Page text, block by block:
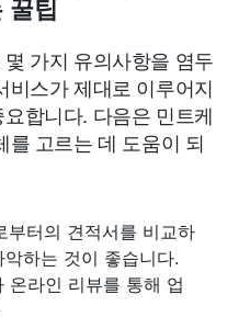
꿀팁
가지 유의사항을 염두
비스가 제대로 이루어지
합니다. 다음은 민트케
를 고르는 데 도움이 되
부터의 견적서를 비교하
하는 것이 좋습니다.
온라인 리뷰를 통해 업